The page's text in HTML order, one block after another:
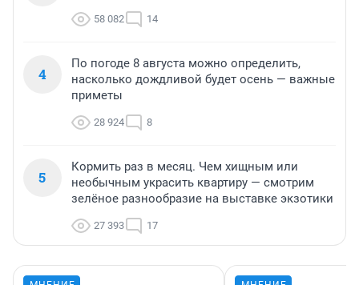
58 082 14
4
По погоде 8 августа можно определить,
насколько дождливой будет осень — важные
приметы
28 924 8
5
Кормить раз в месяц. Чем хищным или
необычным украсить квартиру — смотрим
зелёное разнообразие на выставке экзотики
27 393 17